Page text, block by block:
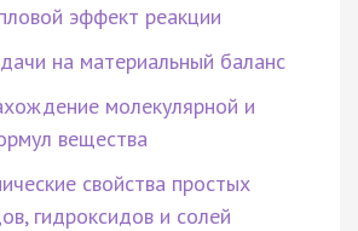
эффект реакции
на материальный баланс
молекулярной и
вещества
свойства простых
гидроксидов и солей